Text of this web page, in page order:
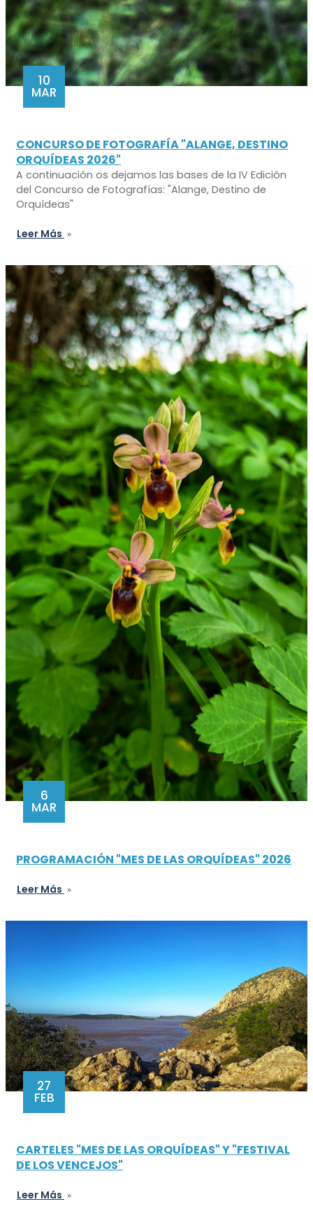
10
MAR
CONCURSO DE FOTOGRAFÍA "ALANGE, DESTINO
ORQUÍDEAS 2026"
A continuación os dejamos las bases de la IV Edición
del Concurso de Fotografías: "Alange, Destino de
Orquídeas"
Leer Más
6
MAR
PROGRAMACIÓN "MES DE LAS ORQUÍDEAS" 2026
Leer Más
27
FEB
CARTELES "MES DE LAS ORQUÍDEAS" Y "FESTIVAL
DE LOS VENCEJOS"
Leer Más